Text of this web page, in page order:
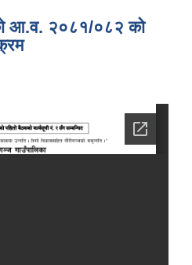
आ.व. २०८१/०८२ को